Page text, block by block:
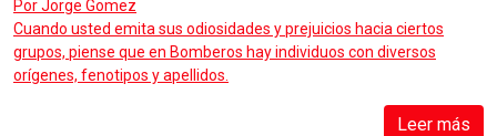
PorJorge Gomez
Cuando usted emita sus odiosidades y prejuicios hacia ciertos
grupos, piense que en Bomberos hay individuos con diversos
orígenes, fenotipos y apellidos.
Leer más